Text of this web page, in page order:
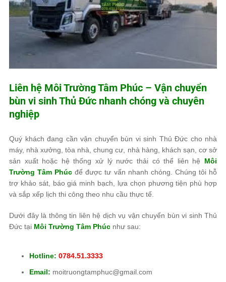
Liên hệ Môi Trường Tâm Phúc – Vận chuyển
bùn vi sinh Thủ Đức nhanh chóng và chuyên
nghiệp
Quý khách đang cần vận chuyển bùn vi sinh Thủ Đức cho nhà
máy, nhà xưởng, tòa nhà, chung cư, nhà hàng, khách sạn, cơ sở
sản xuất hoặc hệ thống xử lý nước thải có thể liên hệ Môi
Trường Tâm Phúc để được tư vấn nhanh chóng. Chúng tôi hỗ
trợ khảo sát, báo giá minh bạch, lựa chọn phương tiện phù hợp
và sắp xếp lịch thi công theo nhu cầu thực tế.
Dưới đây là thông tin liên hệ dịch vụ vận chuyển bùn vi sinh Thủ
Đức tại Môi Trường Tâm Phúc như sau:
Hotline: 0784.51.3333
Email: moitruongtamphuc@gmail.com